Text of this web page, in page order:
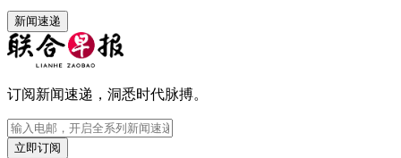
新闻速递
订阅新闻速递，洞悉时代脉搏。
立即订阅